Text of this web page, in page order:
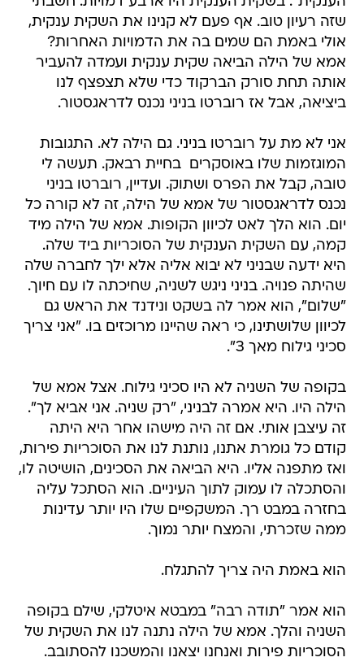
שזה רעיון טוב. אף פעם לא קנינו את השקית ענקית,
אולי באמת הם שמים בה את הדמויות האחרות?
אמא של הילה הביאה שקית ענקית ועמדה להעביר
אותה תחת סורק הברקוד כדי שלא תצפצף לנו
ביציאה, אבל אז רוברטו בניני נכנס לדראגסטור.
אני לא מת על רוברטו בניני. גם הילה לא. התגובות
המוגזמות שלו באוסקרים  בחיית רבאק. תעשה לי
טובה, קבל את הפרס ושתוק. ועדיין, רוברטו בניני
נכנס לדראגסטור של אמא של הילה, זה לא קורה כל
יום. הוא הלך לאט לכיוון הקופות. אמא של הילה מיד
קמה, עם השקית הענקית של הסוכריות ביד שלה.
היא ידעה שבניני לא יבוא אליה אלא ילך לחברה שלה
שהיתה פנויה. בניני ניגש לשניה, שחיכתה לו עם חיוך.
"שלום", הוא אמר לה בשקט ונידנד את הראש גם
לכיוון שלושתינו, כי ראה שהיינו מרוכזים בו. "אני צריך
סכיני גילוח מאך 3".
בקופה של השניה לא היו סכיני גילוח. אצל אמא של
הילה היו. היא אמרה לבניני, "רק שניה. אני אביא לך".
זה עיצבן אותי. אם זה היה מישהו אחר היא היתה
קודם כל גומרת אתנו, נותנת לנו את הסוכריות פירות,
ואז מתפנה אליו. היא הביאה את הסכינים, הושיטה לו,
והסתכלה לו עמוק לתוך העיניים. הוא הסתכל עליה
בחזרה במבט רך. המשקפיים שלו היו יותר עדינות
ממה שזכרתי, והמצח יותר נמוך.
הוא באמת היה צריך להתגלח.
הוא אמר "תודה רבה" במבטא איטלקי, שילם בקופה
השניה והלך. אמא של הילה נתנה לנו את השקית של
הסוכריות פירות ואנחנו יצאנו והמשכנו להסתובב.